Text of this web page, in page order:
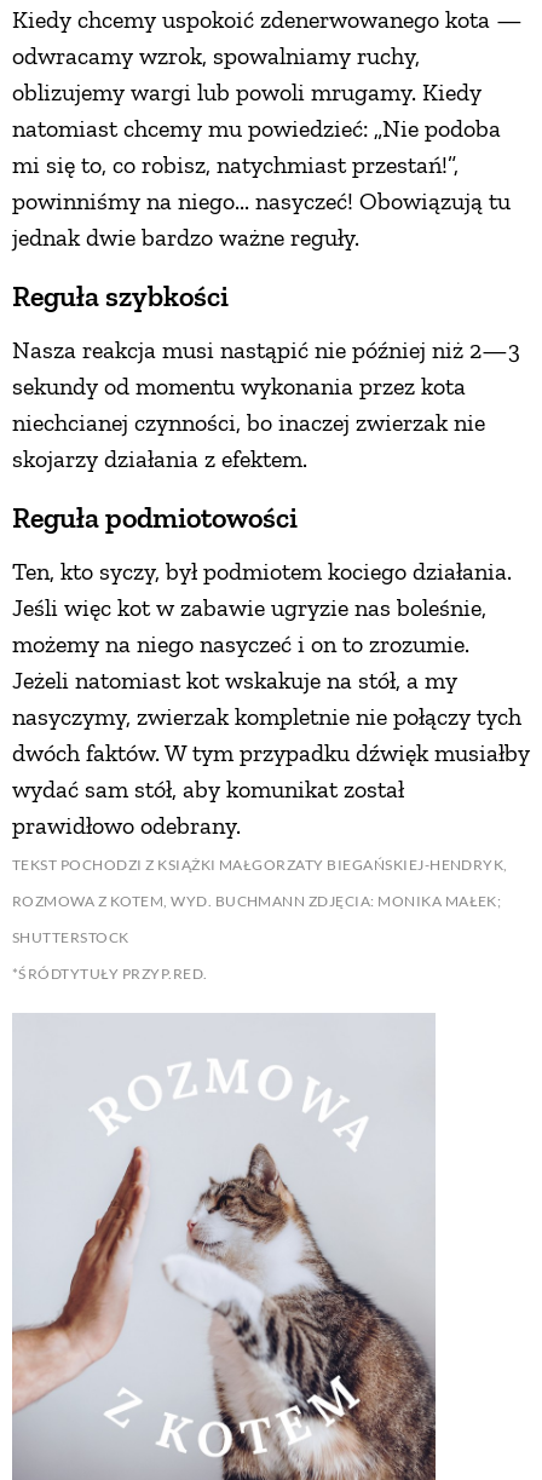
Kiedy chcemy uspokoić zdenerwowanego kota —
odwracamy wzrok, spowalniamy ruchy,
oblizujemy wargi lub powoli mrugamy. Kiedy
natomiast chcemy mu powiedzieć: „Nie podoba
mi się to, co robisz, natychmiast przestań!”,
powinniśmy na niego... nasyczeć! Obowiązują tu
jednak dwie bardzo ważne reguły.
Reguła szybkości
Nasza reakcja musi nastąpić nie później niż 2—3
sekundy od momentu wykonania przez kota
niechcianej czynności, bo inaczej zwierzak nie
skojarzy działania z efektem.
Reguła podmiotowości
Ten, kto syczy, był podmiotem kociego działania.
Jeśli więc kot w zabawie ugryzie nas boleśnie,
możemy na niego nasyczeć i on to zrozumie.
Jeżeli natomiast kot wskakuje na stół, a my
nasyczymy, zwierzak kompletnie nie połączy tych
dwóch faktów. W tym przypadku dźwięk musiałby
wydać sam stół, aby komunikat został
prawidłowo odebrany.
TEKST POCHODZI Z KSIĄŻKI MAŁGORZATY BIEGAŃSKIEJ-HENDRYK,
ROZMOWA Z KOTEM, WYD. BUCHMANN ZDJĘCIA: MONIKA MAŁEK;
SHUTTERSTOCK
*ŚRÓDTYTUŁY PRZYP.RED.